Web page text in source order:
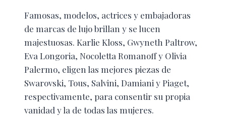
Famosas, modelos, actrices y embajadoras
de marcas de lujo brillan y se lucen
majestuosas. Karlie Kloss, Gwyneth Paltrow,
Eva Longoria, Nocoletta Romanoff y Olivia
Palermo, eligen las mejores piezas de
Swarovski, Tous, Salvini, Damiani y Piaget,
respectivamente, para consentir su propia
vanidad y la de todas las mujeres.